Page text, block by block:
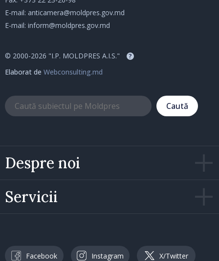
Despre noi
Servicii
E-mail: anticamera@moldpres.gov.md
E-mail: inform@moldpres.gov.md
© 2000-2026 "I.P. MOLDPRES A.I.S." ?
Elaborat de Webconsulting.md
Caută
Facebook Instagram X/Twitter